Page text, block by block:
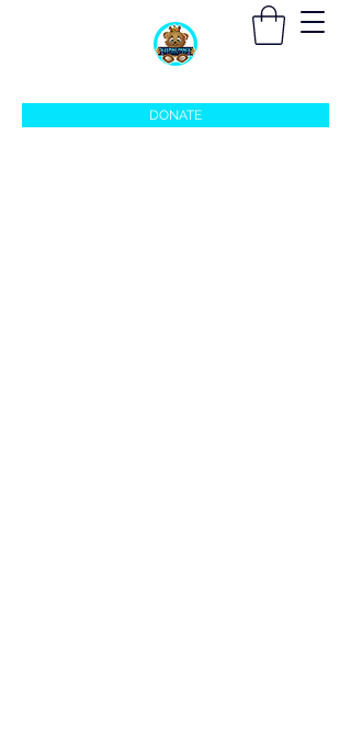
sleepingprincefoundation@gmail.com
DONATE